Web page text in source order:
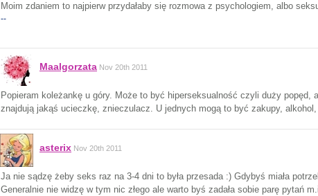
Moim zdaniem to najpierw przydałaby się rozmowa z psychologiem, albo
--
Maalgorzata Nov 20th 2011
Popieram koleżankę u góry. Może to być hiperseksualność czyli duży
znajdują jakąś ucieczkę, znieczulacz. U jednych mogą to być zakupy,
asterix Nov 20th 2011
Ja nie sądzę żeby seks raz na 3-4 dni to była przesada :) Gdybyś miała
Generalnie nie widzę w tym nic złego ale warto byś zadała sobie parę